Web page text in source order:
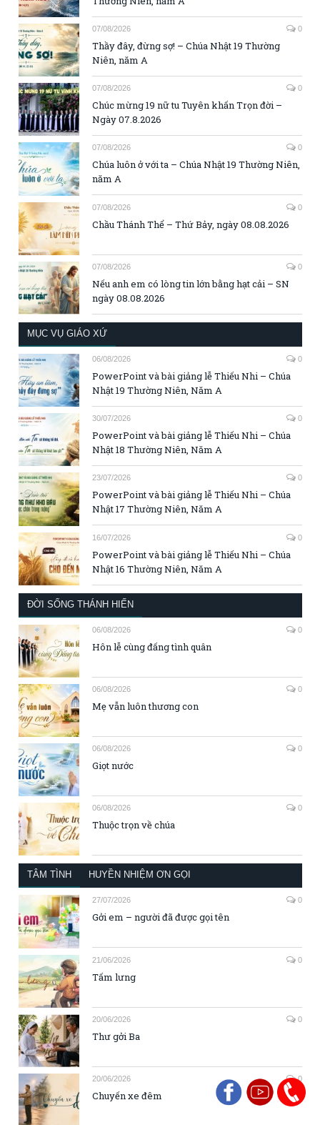
07/08/2026 0
Thầy đây, đừng sợ! – Chúa Nhật 19 Thường
Niên, năm A
07/08/2026 0
Chúc mừng 19 nữ tu Tuyên khấn Trọn đời –
Ngày 07.8.2026
07/08/2026 0
Chúa luôn ở với ta – Chúa Nhật 19 Thường Niên,
năm A
07/08/2026 0
Chầu Thánh Thể – Thứ Bảy, ngày 08.08.2026
07/08/2026 0
Nếu anh em có lòng tin lớn bằng hạt cải – SN
ngày 08.08.2026
MỤC VỤ GIÁO XỨ
06/08/2026 0
PowerPoint và bài giảng lễ Thiếu Nhi – Chúa
Nhật 19 Thường Niên, Năm A
30/07/2026 0
PowerPoint và bài giảng lễ Thiếu Nhi – Chúa
Nhật 18 Thường Niên, Năm A
23/07/2026 0
PowerPoint và bài giảng lễ Thiếu Nhi – Chúa
Nhật 17 Thường Niên, Năm A
16/07/2026 0
PowerPoint và bài giảng lễ Thiếu Nhi – Chúa
Nhật 16 Thường Niên, Năm A
ĐỜI SỐNG THÁNH HIẾN
06/08/2026 0
Hôn lễ cùng đấng tình quân
06/08/2026 0
Mẹ vẫn luôn thương con
06/08/2026 0
Giọt nước
06/08/2026 0
Thuộc trọn về chúa
TÂM TÌNH HUYỀN NHIỆM ƠN GỌI
27/07/2026 0
Gởi em – người đã được gọi tên
21/06/2026 0
Tấm lưng
20/06/2026 0
Thư gởi Ba
20/06/2026 0
Chuyến xe đêm